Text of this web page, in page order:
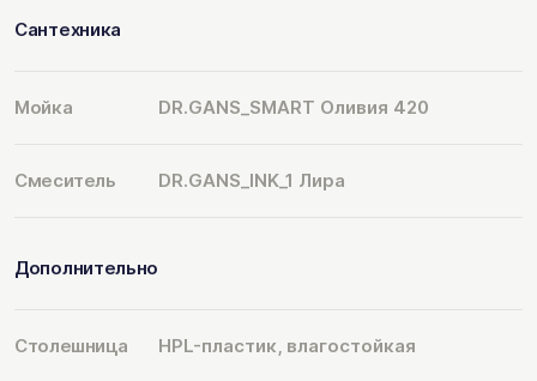
Сантехника
Мойка DR.GANS_SMART Оливия 420
Смеситель DR.GANS_INK_1 Лира
Дополнительно
Столешница HPL-пластик, влагостойкая